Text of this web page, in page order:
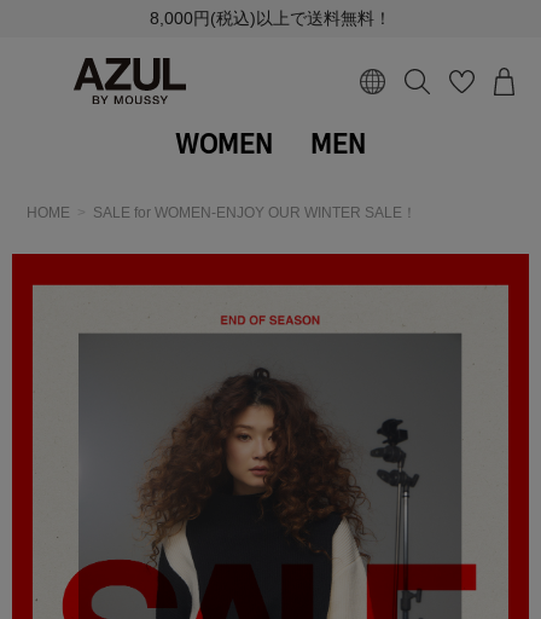
8,000円(税込)以上で送料無料！
WOMEN MEN
HOME SALE for WOMEN-ENJOY OUR WINTER SALE！